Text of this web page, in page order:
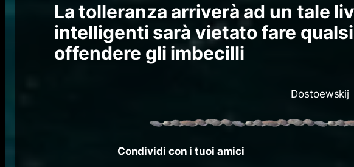
La tolleranza arriverà ad un tale
intelligenti sarà vietato fare
offendere gli imbecilli
Dostoewskij
Condividi con i tuoi amici